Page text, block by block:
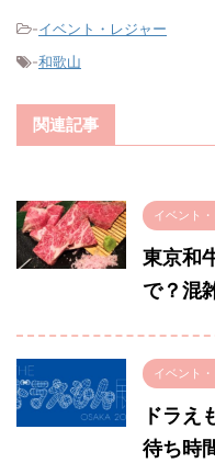
-イベント・レジャー
-和歌山
関連記事
イベント
東京和
で？混
イベント
ドラえ
待ち時